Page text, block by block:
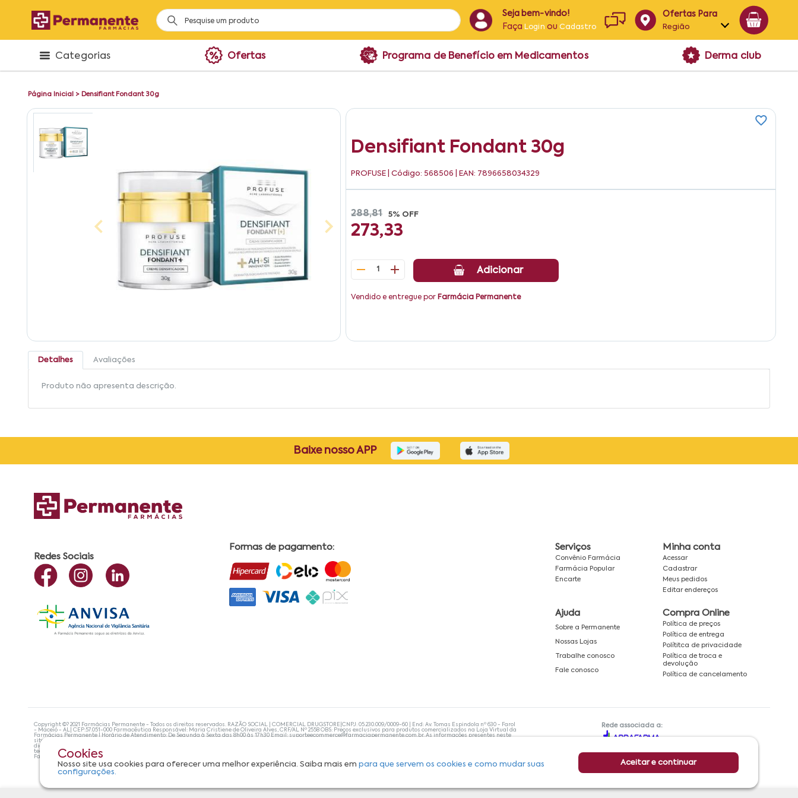
Seja bem-vindo!
Faça Login ouCadastro
Ofertas Para
Região
Alagoas
Categorias Ofertas Programa de Benefício em Medicamentos Derma club
Página Inicial > Densifiant Fondant 30g
Densifiant Fondant 30g
PROFUSE | Código: 568506 | EAN: 7896658034329
288,81 5% OFF
273,33
1 Adicionar
Vendido e entregue por Farmácia Permanente
Detalhes Avaliações
Produto não apresenta descrição.
Cookies
Nosso site usa cookies para oferecer uma melhor experiência. Saiba mais empara que servem os cookies e como mudar suas
configurações.
Aceitar e continuar
Baixe nosso APP
Redes Sociais
Formas de pagamento: Serviços
Convênio Farmácia
Farmácia Popular
Encarte
Minha conta
Acessar
Cadastrar
Meus pedidos
Editar endereços
Ajuda
Sobre a Permanente
Nossas Lojas
Trabalhe conosco
Fale conosco
Compra Online
Política de preços
Política de entrega
Polítitca de privacidade
Política de troca e
devolução
Política de cancelamento
Copyright ©? 2021 Farmácias Permanente - Todos os direitos reservados. RAZÃO SOCIAL | COMERCIAL DRUGSTORE|CNPJ: 05.230.009/0009-60 | End: Av. Tomas Espindola nº 630 - Farol
- Maceió - AL| CEP:57.051-000 Farmacêutica Responsável: Maria Cristiene de Oliveira Alves, CRF/AL Nº 2558 OBS: Preços exclusivos para produtos comercializados na Loja Virtual da
Farmácias Permanente | Horário de Atendimento: De Segunda à Sexta das 8h00 às 17h30 Email: suporteecommerce@farmaciapermanente.com.br. As informações presentes neste
site não devem ser utilizadas para automedicação e, de forma alguma, substituem as orientações de um profissional da área médica. Apenas o médico está capacitado para
diagnosticar problemas de saúde e prescrever o tratamento adequado. Se os sintomas persistirem, um médico deve ser consultado. A Farmácia Permanente trabalha com as
tecnologias mais avançadas de proteção de dados, para que você possa realizar suas compras com tranquilidade. A privacidade e a segurança dos clientes são compromissos da
Farmácias Permanente. Todos os pedidos efetuados estão sujeitos à confirmação da disponibilidade de produto em nosso estoque.
Rede associada a: